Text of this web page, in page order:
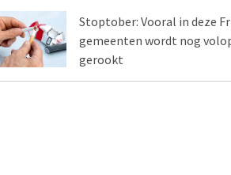
Stoptober: Vooral in deze
gemeenten wordt nog
gerookt